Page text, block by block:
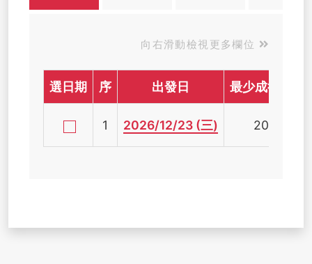
向右滑動檢視更多欄位
選日期 序 出發日 最少成行人數
1 2026/12/23 (三) 20人